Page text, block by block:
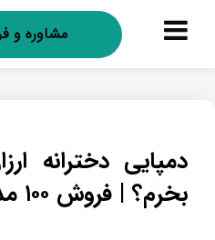
مشاوره و
دمپایی دخترانه
بخرم؟ | فروش ۱۰۰ مدل دمپایی